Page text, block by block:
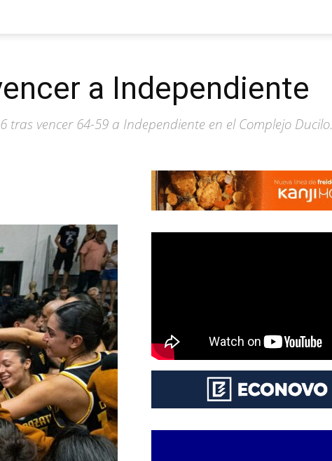
a Independiente
vencer 64-59 a Independiente en el Complejo Ducilo.